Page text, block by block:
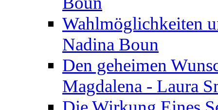
Wahlmöglichkeiten
Nadina Boun
Den geheimen
Magdalena - Laura